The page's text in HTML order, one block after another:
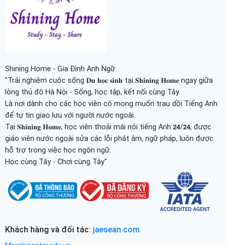
Shining Home - Gia Đình Anh Ngữ
"Trải nghiệm cuộc sống 𝐃𝐮 𝐡𝐨̣𝐜 𝐬𝐢𝐧𝐡 tại 𝐒𝐡𝐢𝐧𝐢𝐧𝐠 𝐇𝐨𝐦𝐞 ngay giữa
lòng thủ đô Hà Nội - Sống, học tập, kết nối cùng Tây.
Là nơi dành cho các học viên có mong muốn trau dồi Tiếng Anh
để tự tin giao lưu với người nước ngoài.
Tại 𝐒𝐡𝐢𝐧𝐢𝐧𝐠 𝐇𝐨𝐦𝐞, học viên thoải mái nói tiếng Anh 𝟮𝟰/𝟮𝟰, được
giáo viên nước ngoài sửa các lỗi phát âm, ngữ pháp, luôn được
hỗ trợ trong việc học ngôn ngữ.
Học cùng Tây - Chơi cùng Tây"
Khách hàng và đối tác: jaesean.com